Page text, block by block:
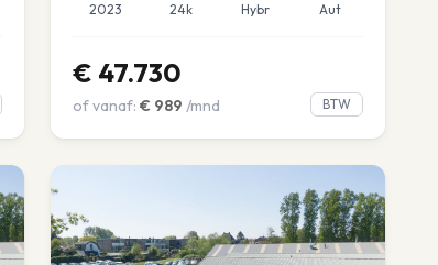
2023 24k Hybr Aut
€ 47.730
of vanaf: € 989 /mnd BTW